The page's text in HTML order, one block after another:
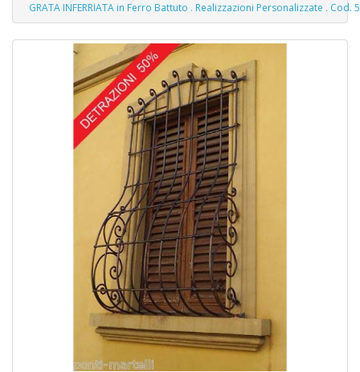
GRATA INFERRIATA in Ferro Battuto . Realizzazioni Personalizzate . Cod.